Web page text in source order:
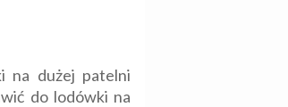
na dużej patelni
do lodówki na